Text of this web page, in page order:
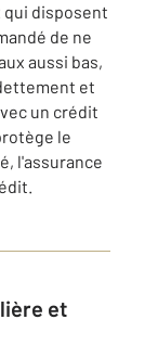
qui disposent
de ne
aussi bas,
et
un crédit
le
l'assurance